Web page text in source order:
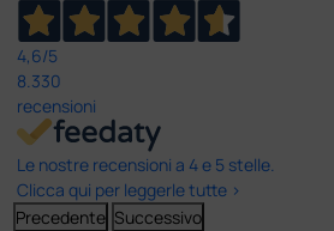
4,6/5
8.330
recensioni
Le nostre recensioni a 4 e 5 stelle.
Clicca qui per leggerle tutte >
Precedente Successivo